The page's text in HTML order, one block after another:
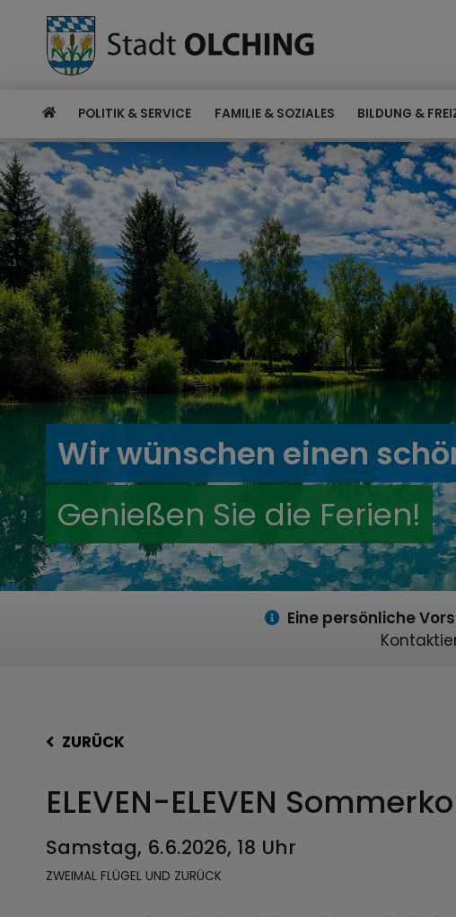
POLITIK & SERVICE FAMILIE & SOZIALES BILDUNG &
Wir wünschen einen
Genießen Sie die Ferien!
Eine persönliche
ZURÜCK
ELEVEN-ELEVEN
Samstag, 6.6.2026, 18 Uhr
ZWEIMAL FLÜGEL UND ZURÜCK